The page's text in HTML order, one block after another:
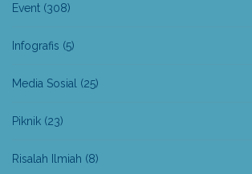
Event (308)
Infografis (5)
Media Sosial (25)
Piknik (23)
Risalah Ilmiah (8)